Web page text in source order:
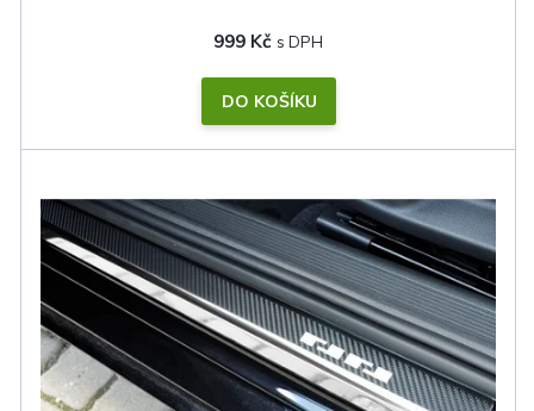
999 Kč
DO KOŠÍKU